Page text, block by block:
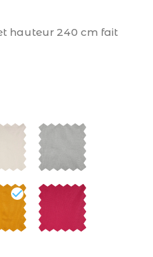
hauteur 240 cm fait